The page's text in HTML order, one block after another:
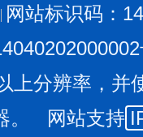
，各派出分局负责
监管层级变化的，应
网站标识码：
上分辨率，并
。 网站支持